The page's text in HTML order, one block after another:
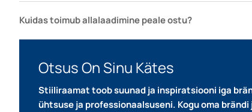
Kuidas toimub allalaadimine peale ostu?
Otsus On Sinu Kätes
Stiiliraamat toob suunad ja inspiratsiooni iga
ühtsuse ja professionaalsuseni. Kogu oma